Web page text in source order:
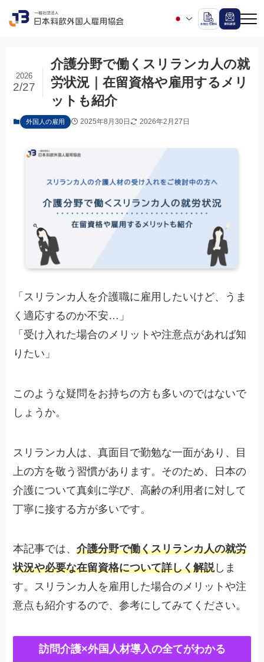
介護分野で働くスリランカ人の就
労状況｜在留資格や雇用するメリ
ットも紹介
2026
2/27
外国人の雇用 2025年8月30日 2026年2月27日
「スリランカ人を介護職に雇用したいけど、うま
く適応するのか不安…」
「受け入れた場合のメリットや注意点があれば知
りたい」
このような疑問をお持ちの方も多いのではないで
しょうか。
スリランカ人は、真面目で勤勉な一面があり、目
上の方を敬う習慣があります。そのため、日本の
介護について真剣に学び、高齢の利用者に対して
丁寧に接する方が多いです。
本記事では、介護分野で働くスリランカ人の就労
状況や必要な在留資格について詳しく解説しま
す。スリランカ人を雇用した場合のメリットや注
意点も紹介するので、参考にしてみてください。
訪問介護×外国人材導入の全てがわかる